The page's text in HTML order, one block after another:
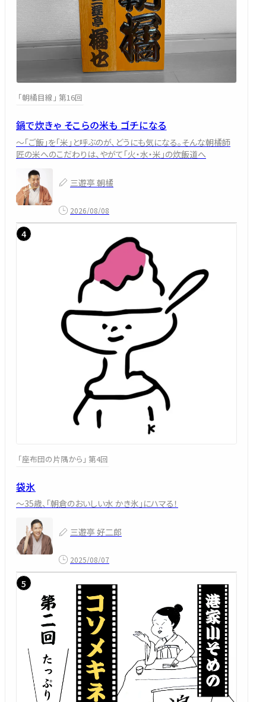
「朝橘目線」 第16回
鍋で炊きゃ そこらの米も ゴチになる
～「ご飯」を「米」と呼ぶのが、どうにも気になる。そんな朝橘師
匠の米へのこだわりは、やがて「火・水・米」の炊飯道へ
三遊亭 朝橘
2026/08/08
「座布団の片隅から」 第4回
袋氷
～35歳、「朝倉のおいしい水 かき氷」にハマる！
三遊亭 好二郎
2025/08/07